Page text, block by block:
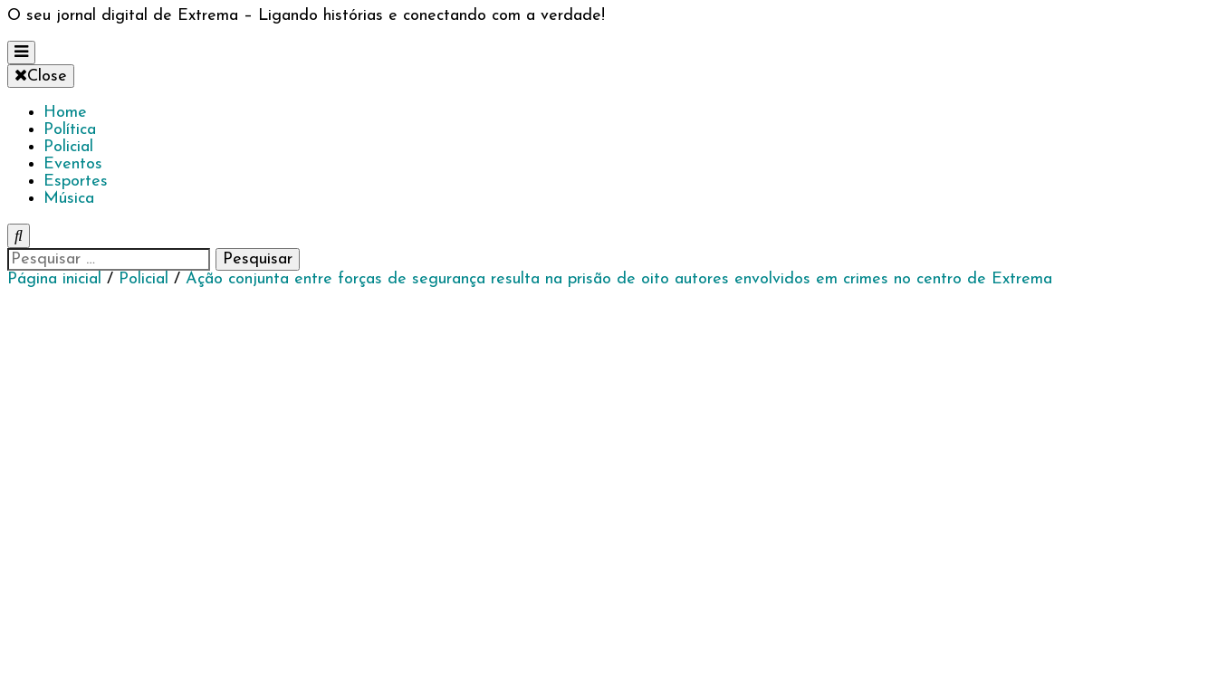
O seu jornal digital de Extrema – Ligando histórias e conectando com a verdade!
Close
Home
Política
Policial
Eventos
Esportes
Música
Pesquisar
por:
Página inicial / Policial / Ação conjunta entre forças de segurança resulta na prisão de oito autores envolvidos em crimes no centro de Extrema